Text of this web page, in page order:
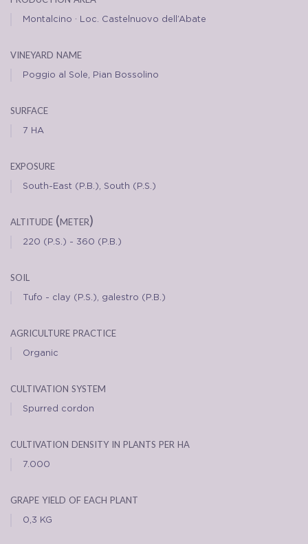
Montalcino · Loc. Castelnuovo dell’Abate
vineyard name
Poggio al Sole, Pian Bossolino
surface
7 HA
exposure
South-East (P.B.), South (P.S.)
altitude (meter)
220 (P.S.) - 360 (P.B.)
soil
Tufo - clay (P.S.), galestro (P.B.)
agriculture practice
Organic
cultivation system
Spurred cordon
cultivation density in plants per ha
7.000
grape yield of each plant
0,3 KG